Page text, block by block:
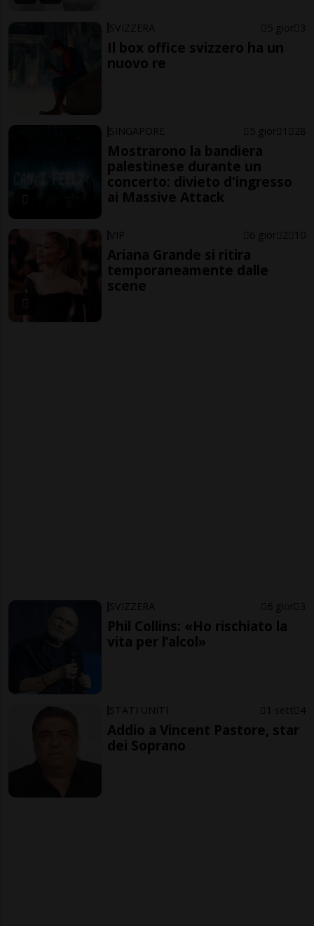
SVIZZERA 5 gior 3
Il box office svizzero ha un
nuovo re
SINGAPORE 5 gior 1 28
Mostrarono la bandiera
palestinese durante un
concerto: divieto d'ingresso
ai Massive Attack
VIP 6 gior 2 10
Ariana Grande si ritira
temporaneamente dalle
scene
SVIZZERA 6 gior 3
Phil Collins: «Ho rischiato la
vita per l’alcol»
STATI UNITI 1 sett 4
Addio a Vincent Pastore, star
dei Soprano